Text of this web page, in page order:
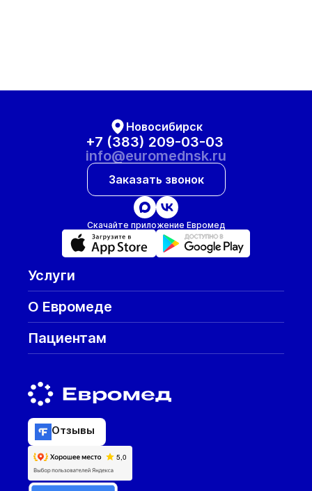
Новосибирск
+7 (383) 209-03-03
info@euromednsk.ru
Заказать звонок
Скачайте приложение Евромед
Услуги
О Евромеде
Пациентам
Отзывы